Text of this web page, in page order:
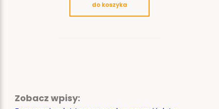
do koszyka
Zobacz wpisy: